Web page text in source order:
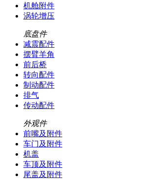
机舱附件
涡轮增压
底盘件
减震配件
摆臂羊角
前后桥
转向配件
制动配件
排气
传动配件
外观件
前嘴及附件
车门及附件
机盖
车顶及附件
尾盖及附件